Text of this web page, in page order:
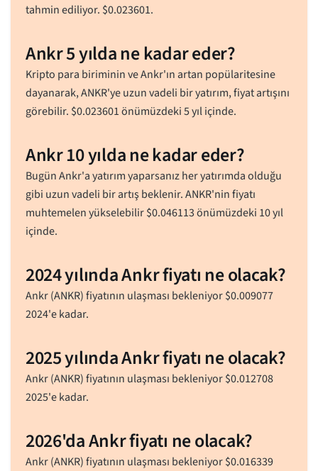
tahmin ediliyor. $0.023601.
Ankr 5 yılda ne kadar eder?
Kripto para biriminin ve Ankr'ın artan popülaritesine
dayanarak, ANKR'ye uzun vadeli bir yatırım, fiyat artışını
görebilir. $0.023601önümüzdeki 5 yıl içinde.
Ankr 10 yılda ne kadar eder?
Bugün Ankr'a yatırım yaparsanız her yatırımda olduğu
gibi uzun vadeli bir artış beklenir. ANKR'nin fiyatı
muhtemelen yükselebilir$0.046113önümüzdeki 10 yıl
içinde.
2024 yılında Ankr fiyatı ne olacak?
Ankr (ANKR) fiyatının ulaşması bekleniyor$0.009077
2024'e kadar.
2025 yılında Ankr fiyatı ne olacak?
Ankr (ANKR) fiyatının ulaşması bekleniyor$0.012708
2025'e kadar.
2026'da Ankr fiyatı ne olacak?
Ankr (ANKR) fiyatının ulaşması bekleniyor$0.016339